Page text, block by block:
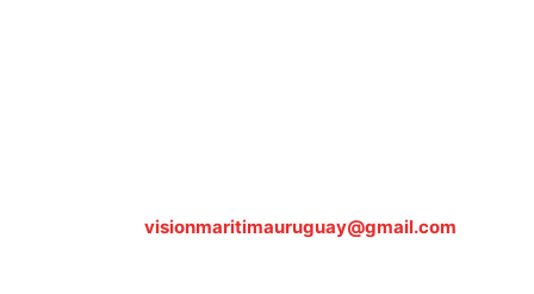
visionmaritimauruguay@gmail.com